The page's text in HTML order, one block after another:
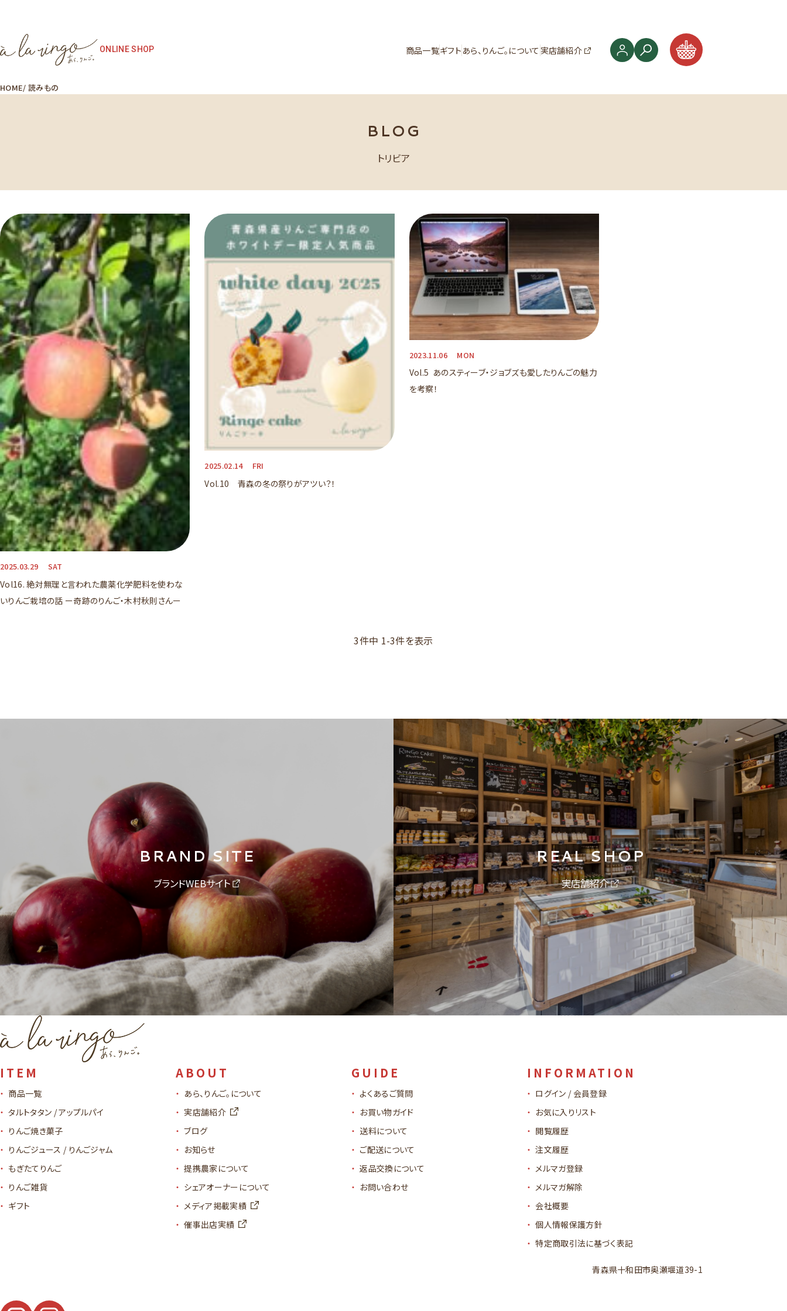
ONLINE SHOP 商品一覧ギフト あら、りんご。について 実店舗紹介
HOME 読みもの
BLOG
トリビア
2025.03.29 SAT
Vol16. 絶対無理と言われた農薬化学肥料を使わな
いりんご栽培の話 ー奇跡のりんご・木村秋則さんー
2025.02.14 FRI
Vol.10 青森の冬の祭りがアツい？！
2023.11.06 MON
Vol.5 あのスティーブ・ジョブズも愛したりんごの魅力
を考察！
3件中 1-3件を表示
BRAND SITE
ブランドWEBサイト
REAL SHOP
実店舗紹介
ITEM
商品一覧
タルトタタン / アップルパイ
りんご焼き菓子
りんごジュース / りんごジャム
もぎたてりんご
りんご雑貨
ギフト
ABOUT
あら、りんご。について
実店舗紹介
ブログ
お知らせ
提携農家について
シェアオーナーについて
メディア掲載実績
催事出店実績
GUIDE
よくあるご質問
お買い物ガイド
送料について
ご配送について
返品交換について
お問い合わせ
INFORMATION
ログイン / 会員登録
お気に入りリスト
閲覧履歴
注文履歴
メルマガ登録
メルマガ解除
会社概要
個人情報保護方針
特定商取引法に基づく表記
青森県十和田市奥瀬堰道39-1